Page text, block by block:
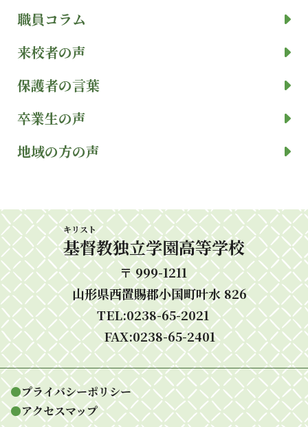
職員コラム
来校者の声
保護者の言葉
卒業生の声
地域の方の声
基督
キリスト
教独立学園高等学校
〒 999-1211
山形県西置賜郡小国町叶水 826
TEL:0238-65-2021
FAX:0238-65-2401
●プライバシーポリシー
●アクセスマップ